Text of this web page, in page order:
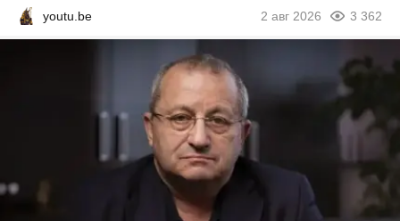
youtu.be 2 авг 2026 3 362